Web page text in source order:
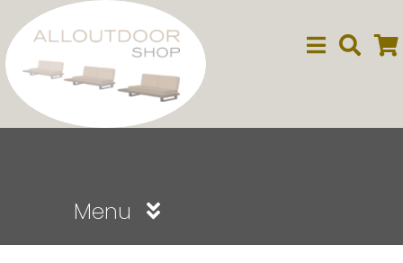
naar
inhoud
Menu